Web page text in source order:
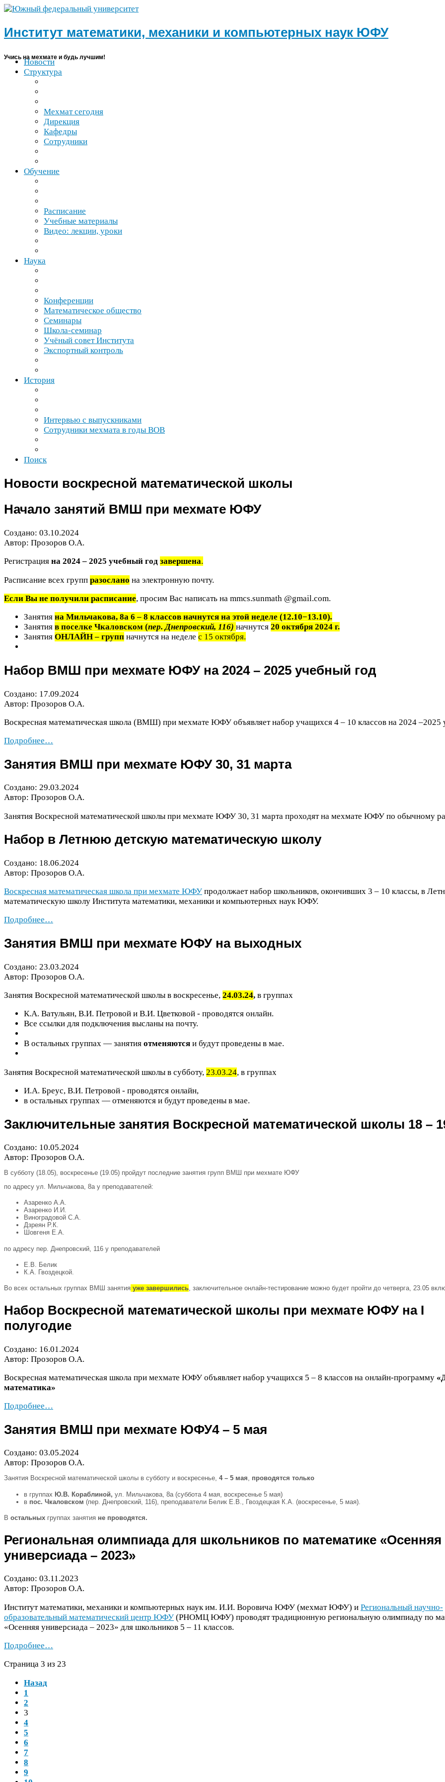
Институт математики, механики и компьютерных наук ЮФУ
Учись на мехмате и будь лучшим!
Новости
Структура
Мехмат сегодня
Дирекция
Кафедры
Сотрудники
Обучение
Расписание
Учебные материалы
Видео: лекции, уроки
Наука
Конференции
Математическое общество
Семинары
Школа-​семинар
Учёный совет Института
Экспортный контроль
История
Интервью с выпускниками
Сотрудники мехмата в годы ВОВ
Поиск
Новости воскресной математической школы
Начало занятий ВМШ при мехмате ЮФУ
Создано: 03.10.2024
Автор: Прозоров О.А.
Регистрация на 2024– 2025 учебный год завершена.
Расписание всех групп разослано на электронную почту.
Если Вы не получили расписание, просим Вас написать на mmcs.sunmath @gmail.com.
Занятия на Мильчакова, 8а 6 – 8 классов начнутся на этой неделе (12.10−13.10).
Занятия в поселке Чкаловском (пер. Днепровский, 116) начнутся 20 октября 2024 г.
Занятия ОНЛАЙН– групп начнутся на неделе с 15 октября.
Набор ВМШ при мехмате ЮФУна 2024– 2025 учебный год
Создано: 17.09.2024
Автор: Прозоров О.А.
Воскресная математическая школа (ВМШ) при мехмате ЮФУ объявляет набор учащихся 4 – 10 классов на 2024 –2025
Подробнее…
Занятия ВМШ при мехмате ЮФУ 30, 31 марта
Создано: 29.03.2024
Автор: Прозоров О.А.
Занятия Воскресной математической школы при мехмате ЮФУ 30, 31 марта проходят на мехмате ЮФУ по обычному
Набор в Летнюю детскую математическую школу
Создано: 18.06.2024
Автор: Прозоров О.А.
Воскресная математическая школа при мехмате ЮФУ продолжает набор школьников, окончивших 3 – 10 классы, в
математическую школу Института математики, механики и компьютерных наукЮФУ.
Подробнее…
Занятия ВМШ при мехмате ЮФУна выходных
Создано: 23.03.2024
Автор: Прозоров О.А.
Занятия Воскресной математической школы в воскресенье, 24.03.24, в группах
К.А. Ватульян, В.И. Петровой и В.И. Цветковой - проводятся онлайн.
Все ссылки для подключения высланы на почту.
В остальных группах — занятия отменяются и будут проведены в мае.
Занятия Воскресной математической школы в субботу, 23.03.24, в группах
И.А. Бреус, В.И. Петровой - проводятся онлайн,
в остальных группах — отменяются и будут проведены в мае.
Заключительные занятия Воскресной математической школы 18 –
Создано: 10.05.2024
Автор: Прозоров О.А.
В субботу (18.05), воскресенье (19.05) пройдут последние занятия групп ВМШ при мехмате ЮФУ
по адресу ул. Мильчакова, 8а у преподавателей:
Азаренко А.А.
Азаренко И.И.
Виноградовой С.А.
Дзреян Р.К.
Шовгеня Е.А.
по адресу пер. Днепровский, 116 у преподавателей
Е.В. Белик
К.А. Гвоздецкой.
Во всех остальных группах ВМШ занятия уже завершились, заключительное онлайн-​тестирование можно будет пройти до четверга, 23.05
Набор Воскресной математической школы при мехмате ЮФУна I
полугодие
Создано: 16.01 .2024
Автор: Прозоров О.А.
Воскресная математическая школа при мехмате ЮФУ объявляет набор учащихся 5 – 8 классов на онлайн-​программу
математика»
Подробнее…
Занятия ВМШ при мехмате ЮФУ4– 5 мая
Создано: 03.05.2024
Автор: Прозоров О.А.
Занятия Воскресной математической школы в субботу и воскресенье, 4– 5 мая, проводятся только
в группах Ю.В. Кораблиной, ул. Мильчакова, 8а (суббота 4 мая, воскресенье 5 мая)
в пос. Чкаловском (пер. Днепровский, 116), преподаватели Белик Е.В., Гвоздецкая К.А. (воскресенье, 5 мая).
В остальных группах занятия не проводятся.
Региональная олимпиада для школьников по математике «Осенняя
универсиада – 2023»
Создано: 03.11.2023
Автор: Прозоров О.А.
Институт математики, механики и компьютерных наук им. И.И. Воровича ЮФУ (мехматЮФУ) и Региональный научно-​
образовательный математический центр ЮФУ (РНОМЦ ЮФУ) проводят традиционную региональную олимпиаду по
«Осенняя универсиада – 2023» для школьников 5 – 11 классов.
Подробнее…
Страница 3 из 23
Назад
1
2
3
4
5
6
7
8
9